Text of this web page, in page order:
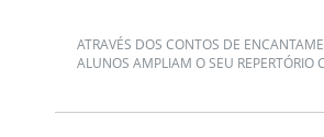
ATRAVÉS DOS CONTOS DE
ALUNOS AMPLIAM O SEU REPERTÓRIO